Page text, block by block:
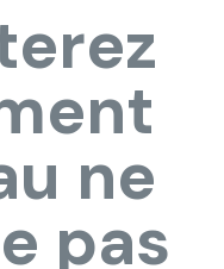
ne
pas